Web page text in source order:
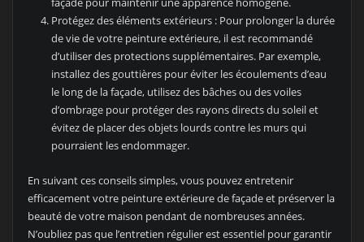
Protégez des éléments extérieurs : Pour prolonger la durée
de vie de votre peinture extérieure, il est recommandé
d’utiliser des protections supplémentaires. Par exemple,
installez des gouttières pour éviter les écoulements d’eau
le long de la façade, utilisez des bâches ou des voiles
d’ombrage pour protéger des rayons directs du soleil et
évitez de placer des objets lourds contre les murs qui
pourraient les endommager.
En suivant ces conseils simples, vous pouvez entretenir
efficacement votre peinture extérieure de façade et préserver la
beauté de votre maison pendant de nombreuses années.
N’oubliez pas que l’entretien régulier est essentiel pour garantir